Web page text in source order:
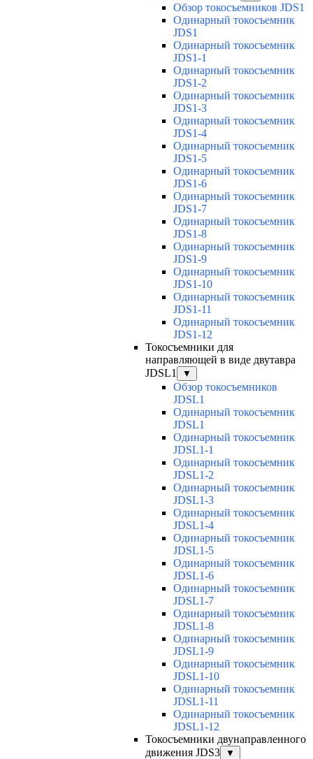
Обзор токосъемников JDS1
Одинарный токосъемник
JDS1
Одинарный токосъемник
JDS1-1
Одинарный токосъемник
JDS1-2
Одинарный токосъемник
JDS1-3
Одинарный токосъемник
JDS1-4
Одинарный токосъемник
JDS1-5
Одинарный токосъемник
JDS1-6
Одинарный токосъемник
JDS1-7
Одинарный токосъемник
JDS1-8
Одинарный токосъемник
JDS1-9
Одинарный токосъемник
JDS1-10
Одинарный токосъемник
JDS1-11
Одинарный токосъемник
JDS1-12
Токосъемники для
направляющей в виде двутавра
JDSL1
▼
Обзор токосъемников
JDSL1
Одинарный токосъемник
JDSL1
Одинарный токосъемник
JDSL1-1
Одинарный токосъемник
JDSL1-2
Одинарный токосъемник
JDSL1-3
Одинарный токосъемник
JDSL1-4
Одинарный токосъемник
JDSL1-5
Одинарный токосъемник
JDSL1-6
Одинарный токосъемник
JDSL1-7
Одинарный токосъемник
JDSL1-8
Одинарный токосъемник
JDSL1-9
Одинарный токосъемник
JDSL1-10
Одинарный токосъемник
JDSL1-11
Одинарный токосъемник
JDSL1-12
Токосъемники двунаправленного
движения JDS3
▼